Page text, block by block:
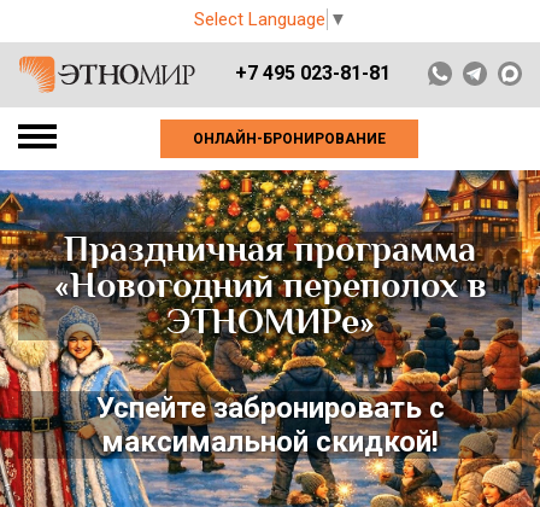
Select Language ▼
+7 495 023-81-81
ОНЛАЙН-БРОНИРОВАНИЕ
Праздничная программа
«Новогодний переполох в
ЭТНОМИРе»
Успейте забронировать с
максимальной скидкой!